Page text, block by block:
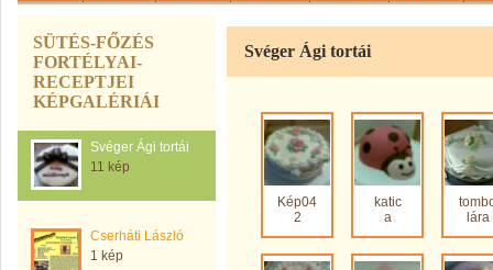
SÜTÉS-FŐZÉS
FORTÉLYAI-
RECEPTJEI
KÉPGALÉRIÁI
Svéger Ági tortái
11 kép
Cserháti László
1 kép
Svéger Ági tortái
Kép04
2
katic
a
lára